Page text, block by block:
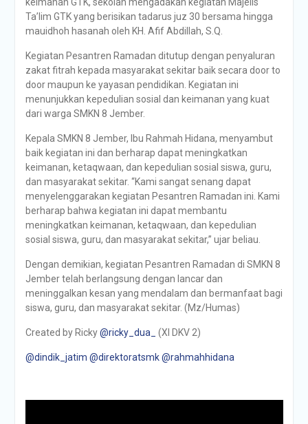
Ta’lim GTK yang berisikan tadarus juz 30 bersama hingga
mauidhoh hasanah oleh KH. Afif Abdillah, S.Q.
Kegiatan Pesantren Ramadan ditutup dengan penyaluran
zakat fitrah kepada masyarakat sekitar baik secara door to
door maupun ke yayasan pendidikan. Kegiatan ini
menunjukkan kepedulian sosial dan keimanan yang kuat
dari warga SMKN 8 Jember.
Kepala SMKN 8 Jember, Ibu Rahmah Hidana, menyambut
baik kegiatan ini dan berharap dapat meningkatkan
keimanan, ketaqwaan, dan kepedulian sosial siswa, guru,
dan masyarakat sekitar. “Kami sangat senang dapat
menyelenggarakan kegiatan Pesantren Ramadan ini. Kami
berharap bahwa kegiatan ini dapat membantu
meningkatkan keimanan, ketaqwaan, dan kepedulian
sosial siswa, guru, dan masyarakat sekitar,” ujar beliau.
Dengan demikian, kegiatan Pesantren Ramadan di SMKN 8
Jember telah berlangsung dengan lancar dan
meninggalkan kesan yang mendalam dan bermanfaat bagi
siswa, guru, dan masyarakat sekitar. (Mz/Humas)
Created by Ricky@ricky_dua_ (XI DKV 2)
@dindik_jatim @direktoratsmk @rahmahhidana